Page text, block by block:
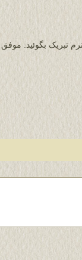
تبریک بگوئید. موفق